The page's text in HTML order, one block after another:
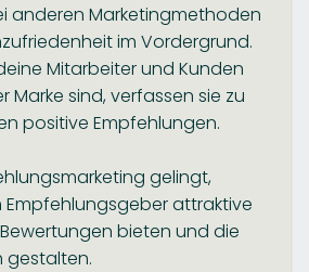
anderen Marketingmethoden
im Vordergrund.
Mitarbeiter und Kunden
Marke sind, verfassen sie zu
positive Empfehlungen.
gelingt,
Empfehlungsgeber attraktive
bieten und die
gestalten.